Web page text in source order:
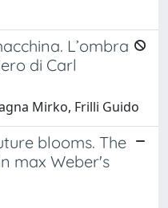
L’ombra
di Carl
Mirko, Frilli Guido
blooms. The
max Weber's